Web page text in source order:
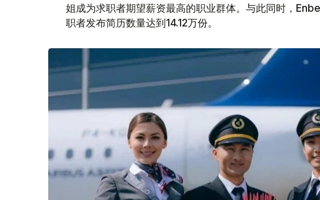
姐成为求职者期望薪资最高的职业群体。与此同时，
职者发布简历数量达到14.12万份。